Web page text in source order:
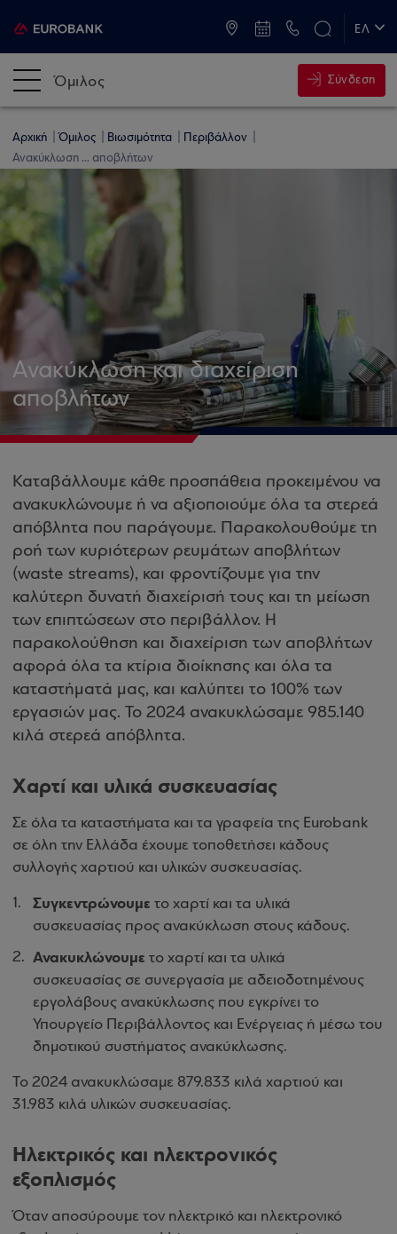
ΕΛ
Όμιλος Σύνδεση
Αρχική Όμιλος Βιωσιμότητα
Περιβάλλον
Ανακύκλωση ... αποβλήτων
Ανακύκλωση και διαχείριση
αποβλήτων
Καταβάλλουμε κάθε προσπάθεια προκειμένου να
ανακυκλώνουμε ή να αξιοποιούμε όλα τα στερεά
απόβλητα που παράγουμε. Παρακολουθούμε τη
ροή των κυριότερων ρευμάτων αποβλήτων
(waste streams), και φροντίζουμε για την
καλύτερη δυνατή διαχείρισή τους και τη μείωση
των επιπτώσεων στο περιβάλλον. Η
παρακολούθηση και διαχείριση των αποβλήτων
αφορά όλα τα κτίρια διοίκησης και όλα τα
καταστήματά μας, και καλύπτει το 100% των
εργασιών μας. Το 2024 ανακυκλώσαμε 985.140
κιλά στερεά απόβλητα.
Χαρτί και υλικά συσκευασίας
Σε όλα τα καταστήματα και τα γραφεία της Eurobank
σε όλη την Ελλάδα έχουμε τοποθετήσει κάδους
συλλογής χαρτιού και υλικών συσκευασίας.
Συγκεντρώνουμε το χαρτί και τα υλικά
συσκευασίας προς ανακύκλωση στους κάδους.
Ανακυκλώνουμε το χαρτί και τα υλικά
συσκευασίας σε συνεργασία με αδειοδοτημένους
εργολάβους ανακύκλωσης που εγκρίνει το
Υπουργείο Περιβάλλοντος και Ενέργειας ή μέσω του
δημοτικού συστήματος ανακύκλωσης.
Το 2024 ανακυκλώσαμε 879.833 κιλά χαρτιού και
31.983 κιλά υλικών συσκευασίας.
Ηλεκτρικός και ηλεκτρονικός
εξοπλισμός
Όταν αποσύρουμε τον ηλεκτρικό και ηλεκτρονικό